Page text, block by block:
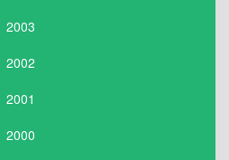
2003
2002
2001
2000